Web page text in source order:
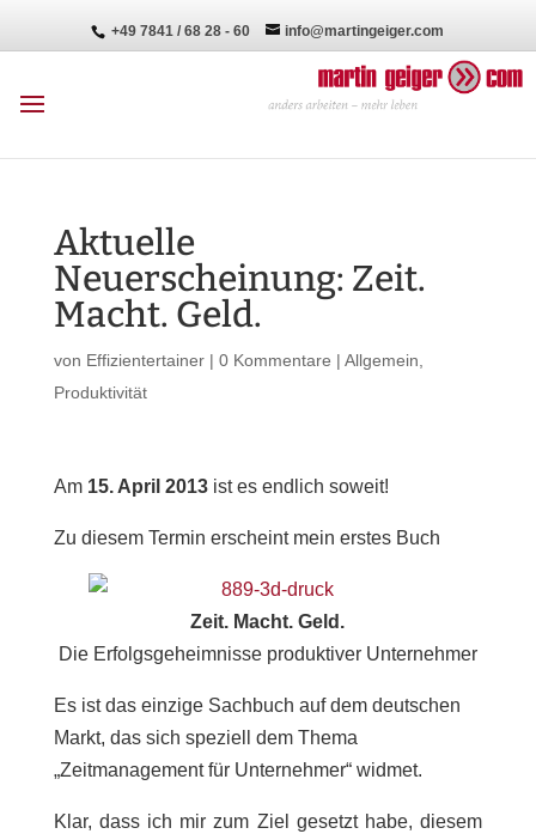
+49 7841 / 68 28 - 60 info@martingeiger.com
Aktuelle
Neuerscheinung: Zeit.
Macht. Geld.
von Effizientertainer| 0 Kommentare | Allgemein
Produktivität
Am 15. April 2013ist es endlich soweit!
Zu diesem Termin erscheint mein erstes Buch
Zeit. Macht. Geld.
Die Erfolgsgeheimnisse produktiver Unternehmer
Es ist das einzige Sachbuch auf dem deutschen
Markt, das sich speziell dem Thema
„Zeitmanagement für Unternehmer“ widmet.
Klar, dass ich mir zum Ziel gesetzt habe, diesem